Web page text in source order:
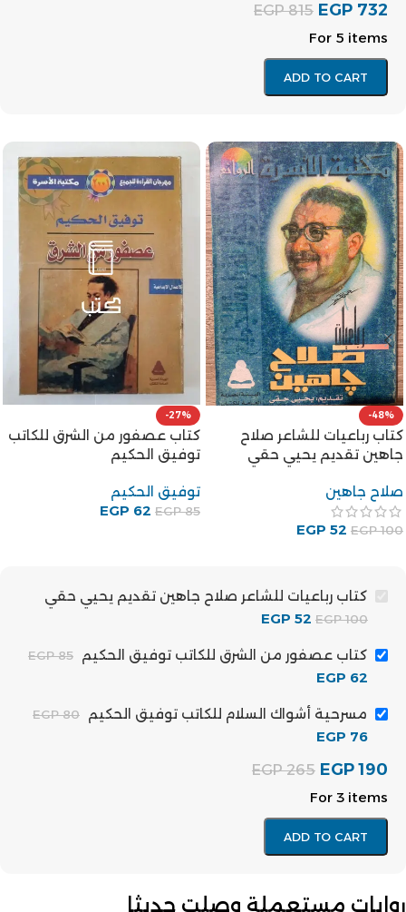
EGP815 EGP 732
For 5 items
ADD TO CART
-48%
كتاب رباعيات للشاعر صلاح
جاهين تقديم يحيي حقي
صلاح جاهين
EGP100
EGP 52
-27%
كتاب عصفور من الشرق للكاتب
توفيق الحكيم
توفيق الحكيم
EGP85
EGP 62
كتاب رباعيات للشاعر صلاح جاهين تقديم يحيي حقي
EGP100
EGP 52
كتاب عصفور من الشرق للكاتب توفيق الحكيم EGP85
EGP 62
مسرحية أشواك السلام للكاتب توفيق الحكيم EGP80
EGP 76
EGP265 EGP190
For 3 items
ADD TO CART
روايات مستعملة وصلت حديثا